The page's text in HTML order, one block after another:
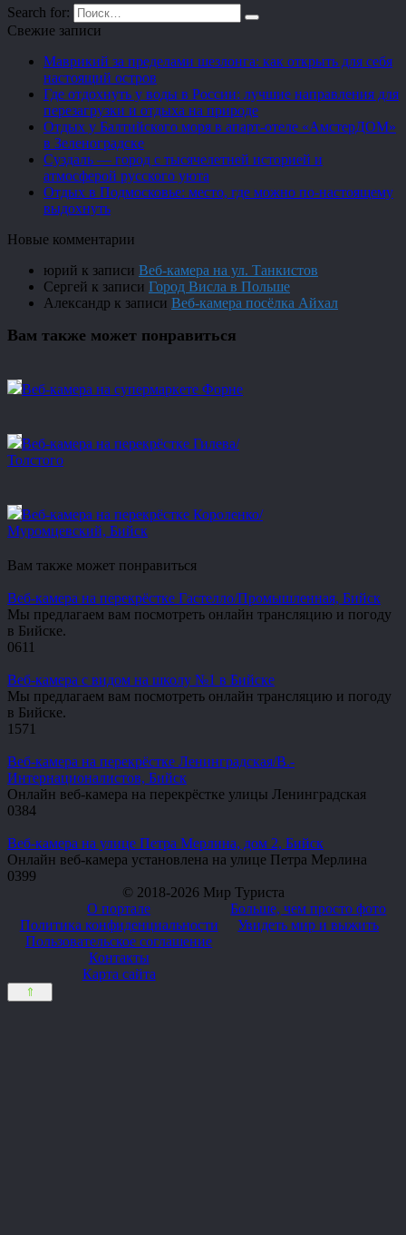
Search for:
Свежие записи
Маврикий за пределами шезлонга: как открыть для себя
настоящий остров
Где отдохнуть у воды в России: лучшие направления для
перезагрузки и отдыха на природе
Отдых у Балтийского моря в апарт-отеле «АмстерДОМ»
в Зеленоградске
Суздаль — город с тысячелетней историей и
атмосферой русского уюта
Отдых в Подмосковье: место, где можно по-настоящему
выдохнуть
Новые комментарии
юрий к записи Веб-камера на ул. Танкистов
Сергей к записи Город Висла в Польше
Александр к записи Веб-камера посёлка Айхал
Вам также может понравиться
Веб-камера на супермаркете Форне
Веб-камера на перекрёстке Гилева/
Толстого
Веб-камера на перекрёстке Короленко/
Муромцевский, Бийск
Вам также может понравиться
Веб-камера на перекрёстке Гастелло/Промышленная, Бийск
Мы предлагаем вам посмотреть онлайн трансляцию и погоду
в Бийске.
0611
Веб-камера с видом на школу №1 в Бийске
Мы предлагаем вам посмотреть онлайн трансляцию и погоду
в Бийске.
1 571
Веб-камера на перекрёстке Ленинградская/В.-
Интернационалистов, Бийск
Онлайн веб-камера на перекрёстке улицы Ленинградская
0384
Веб-камера на улице Петра Мерлина, дом 2, Бийск
Онлайн веб-камера установлена на улице Петра Мерлина
0399
© 2018-2026 Мир Туриста
О портале
Политика конфиденциальности
Пользовательское соглашение
Контакты
Карта сайта
Больше, чем просто фото
Увидеть мир и выжить